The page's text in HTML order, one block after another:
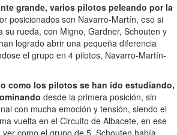
grande, varios pilotos peleando por la
posicionados son Navarro-Martín, eso si
su rueda, con Migno, Gardner, Schouten y
logrado abrir una pequeña diferencia
el grupo en 4 pilotos, Navarro-Martín-
como los pilotos se han ido estudiando,
desde la primera posición, sin
con mucha emoción y tensión, siendo el
vuelta en el Circuito de Albacete, en ese
como el grupo de 5, Schouten había